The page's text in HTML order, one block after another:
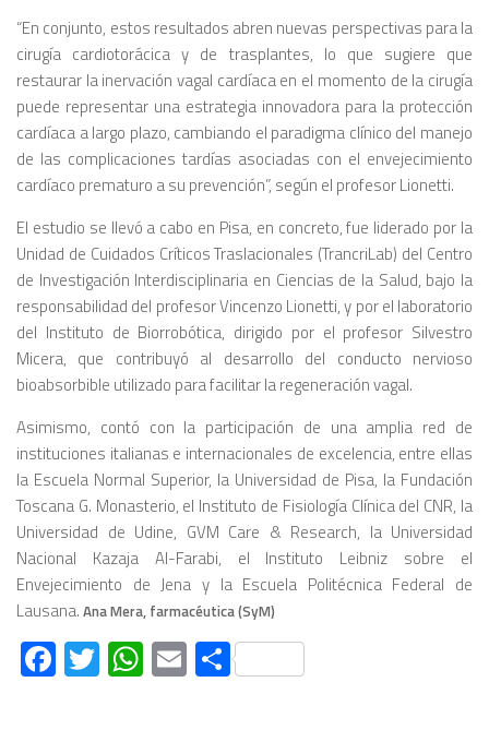
“En conjunto, estos resultados abren nuevas perspectivas para la
cirugía cardiotorácica y de trasplantes, lo que sugiere que
restaurar la inervación vagal cardíaca en el momento de la cirugía
puede representar una estrategia innovadora para la protección
cardíaca a largo plazo, cambiando el paradigma clínico del manejo
de las complicaciones tardías asociadas con el envejecimiento
cardíaco prematuro a su prevención”, según el profesor Lionetti.
El estudio se llevó a cabo en Pisa, en concreto, fue liderado por la
Unidad de Cuidados Críticos Traslacionales (TrancriLab) del Centro
de Investigación Interdisciplinaria en Ciencias de la Salud, bajo la
responsabilidad del profesor Vincenzo Lionetti, y por el laboratorio
del Instituto de Biorrobótica, dirigido por el profesor Silvestro
Micera, que contribuyó al desarrollo del conducto nervioso
bioabsorbible utilizado para facilitar la regeneración vagal.
Asimismo, contó con la participación de una amplia red de
instituciones italianas e internacionales de excelencia, entre ellas
la Escuela Normal Superior, la Universidad de Pisa, la Fundación
Toscana G. Monasterio, el Instituto de Fisiología Clínica del CNR, la
Universidad de Udine, GVM Care & Research, la Universidad
Nacional Kazaja Al-Farabi, el Instituto Leibniz sobre el
Envejecimiento de Jena y la Escuela Politécnica Federal de
Lausana. Ana Mera, farmacéutica (SyM)
Facebook
Twitter
WhatsApp
EmailCompartir